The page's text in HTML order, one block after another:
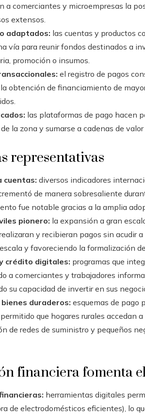
a comerciantes y microempresas la
extensos.
adaptados: las cuentas y productos
vía para reunir fondos destinados a
promoción o insumos.
el registro de pagos
obtención de financiamiento de
las plataformas de pago hacen
la zona y sumarse a cadenas de valor
representativas
cuentas: diversos indicadores
de manera sobresaliente
fue notable gracias a la amplia
pionero: la expansión a gran
y recibieran pagos sin acudir
y favoreciendo la formalización
crédito digitales: programas que
a comerciantes y trabajadores
su capacidad de invertir en sus
duraderos: esquemas de pago
que hogares rurales accedan
de redes de suministro y pequeños
financiera fomenta
herramientas digitales
de electrodomésticos eficientes), lo